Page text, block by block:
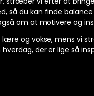
så du kan finde balance
om at motivere og
lære og vokse, mens vi
der er lige så